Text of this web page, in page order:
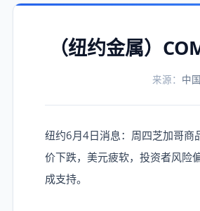
（纽约金属）
来源： 中
纽约6月4日消息：周四芝加哥商
价下跌，美元疲软，投资者风险
成支持。